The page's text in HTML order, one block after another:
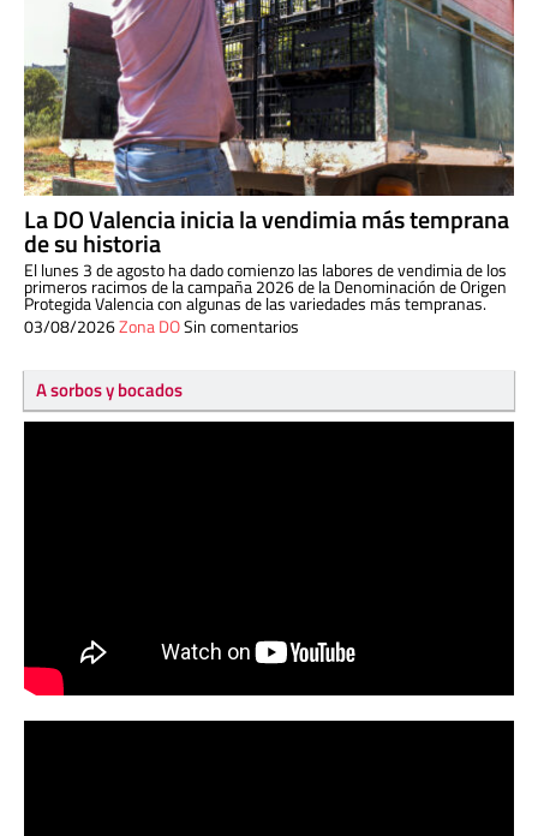
La DO Valencia inicia la vendimia más temprana
de su historia
El lunes 3 de agosto ha dado comienzo las labores de vendimia de los
primeros racimos de la campaña 2026 de la Denominación de Origen
Protegida Valencia con algunas de las variedades más tempranas.
03/08/2026Zona DOSin comentarios
A sorbos y bocados